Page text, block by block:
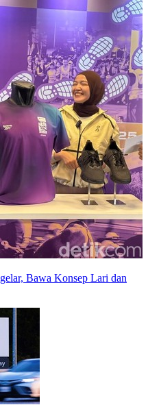
Bawa Konsep Lari dan